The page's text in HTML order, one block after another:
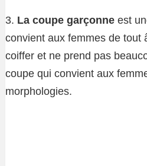
3. La coupe garçonne est
convient aux femmes de tout
coiffer et ne prend pas
coupe qui convient aux
morphologies.